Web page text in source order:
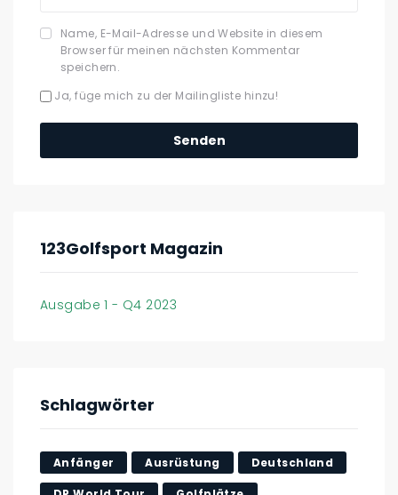
Name, E-Mail-Adresse und Website in diesem
Browser für meinen nächsten Kommentar
speichern.
Ja, füge mich zu der Mailingliste hinzu!
123Golfsport Magazin
Ausgabe 1 - Q4 2023
Schlagwörter
Anfänger Ausrüstung Deutschland